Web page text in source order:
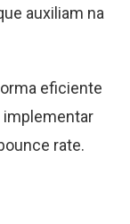
auxiliam na
eficiente
implementar
rate.